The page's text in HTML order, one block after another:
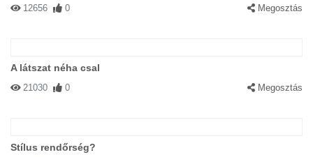
12656 0 Megosztás
A látszat néha csal
21030 0 Megosztás
Stílus rendőrség?